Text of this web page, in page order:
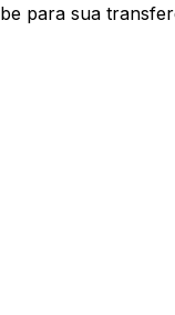
para sua